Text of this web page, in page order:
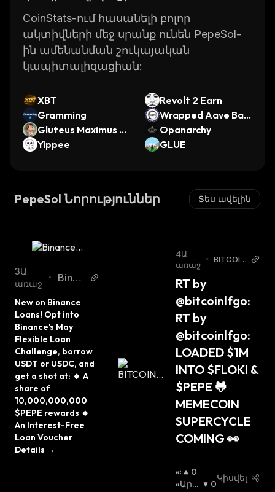
CoinStats-ում հասանելի բոլոր
ակտիվների մեջ սրանք ունեն PepeSol-
ին ամենանման շուկայական
կապիտալիզացիան:
XBT
Revolt 2 Earn
Gramming
Wrapped Aave Bas
e WETH
Gluteus Maximus by
Virtuals
Opanarchy
Yippee
GLUE
PepeSol Նորություններ Տես ավելին
3Ա
առաջ
•
Binan
itter
New on Binance
Loans! Opt into
Binance's May
Flexible Loan
Challenge, borrow
USDT or USDC, and
get a shot at: 🔸 A
share of
10,000,000,000
$PEPE rewards 🔸
An Interest-Free
Loan Voucher
Details →
4Ա
առաջ
• BITCOIN
RT by
@bitcoinlfgo:
RT by
@bitcoinlfgo:
LOADED $1M
INTO $FLOKI &
$PEPE 🐸
MEMECOIN
SUPERCYCLE
COMING 👀
«Ց
Լ
0
«Արջ
0
Կիսվել